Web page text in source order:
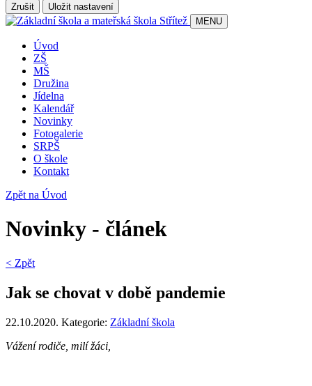
Zrušit
Uložit nastavení
MENU
Úvod
ZŠ
MŠ
Družina
Jídelna
Kalendář
Novinky
Fotogalerie
SRPŠ
O škole
Kontakt
Zpět na Úvod
Novinky - článek
< Zpět
Jak se chovat v době pandemie
22.10.2020. Kategorie: Základní škola
Vážení rodiče, milí žáci,